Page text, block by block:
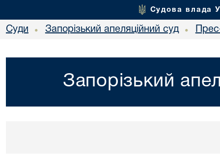
Судова влада
Суди • Запорізький апеляційний суд •
Запорізький